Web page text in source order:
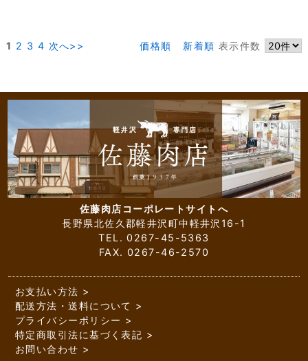
価格順 新着順 表示件数
1 2 3 4 次へ>>
佐藤肉店コーポレートサイトへ
長野県北佐久郡軽井沢町中軽井沢16-1
TEL. 0267-45-5363
FAX. 0267-46-2570
お支払い方法
配送方法・送料について
プライバシーポリシー
特定商取引法に基づく表記
お問い合わせ